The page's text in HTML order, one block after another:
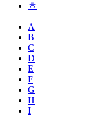
ㅎ
A
B
C
D
E
F
G
H
I